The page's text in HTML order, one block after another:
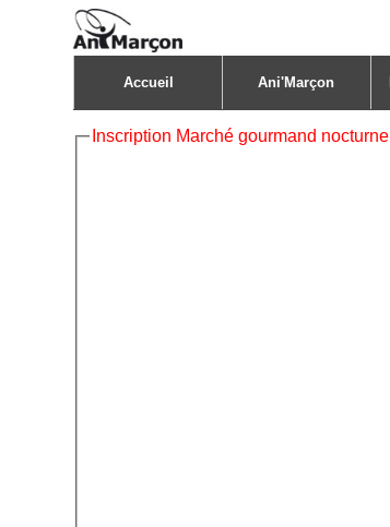
Accueil Ani'Marçon
Inscription Marché gourmand nocturne